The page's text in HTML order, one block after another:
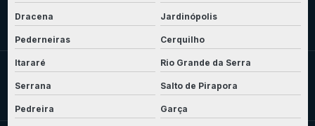
Dracena Jardinópolis
Pederneiras Cerquilho
Itararé Rio Grande da Serra
Serrana Salto de Pirapora
Pedreira Garça